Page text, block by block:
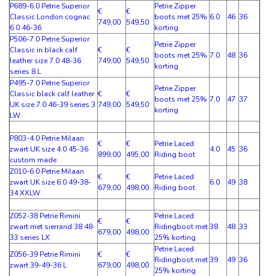
P689-6.0 Petrie Superior
Classic London cognac
6.0 46-36
€
749,00
€
549,50
Petrie Zipper
boots met 25%
korting
6.0 46 36
P506-7.0 Petrie Superior
Classic in black calf
leather size 7.0 48-36
series 8 L
€
749,00
€
549,50
Petrie Zipper
boots met 25%
korting
7.0 48 36
P495-7.0 Petrie Superior
Classic black calf leather
UK size 7.0 46-39 series 3
LW
€
749,00
€
549,50
Petrie Zipper
boots met 25%
korting
7.0 47 37
P803-4.0 Petrie Milaan
zwart UK size 4.0 45-36
custom made
€
899,00
€
495,00
Petrie Laced
Riding boot
4.0 45 36
Z010-6.0 Petrie Milaan
zwart UK size 6.0 49-38-
34 XXLW
€
679,00
€
498,00
Petrie Laced
Riding boot
6.0 49 38
Z052-38 Petrie Rimini
zwart met sierrand 38 48-
33 series LX
€
679,00
€
498,00
Petrie Laced
Ridingboot met
25% korting
38 48 33
Z056-39 Petrie Rimini
zwart 39-49-36 L
€
679,00
€
498,00
Petrie Laced
Ridingboot met
25% korting
39 49 36